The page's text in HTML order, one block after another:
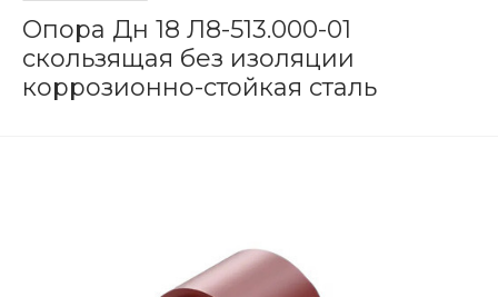
Опора Дн 18 Л8-513.000-01
скользящая без изоляции
коррозионно-стойкая сталь